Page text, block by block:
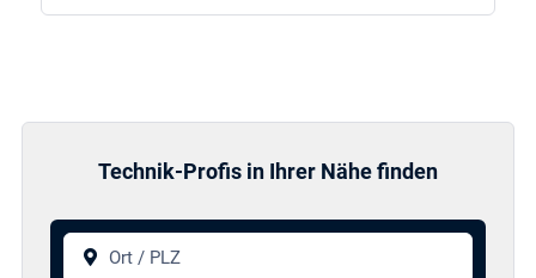
Technik-Profis in Ihrer Nähe finden
Ort / PLZ